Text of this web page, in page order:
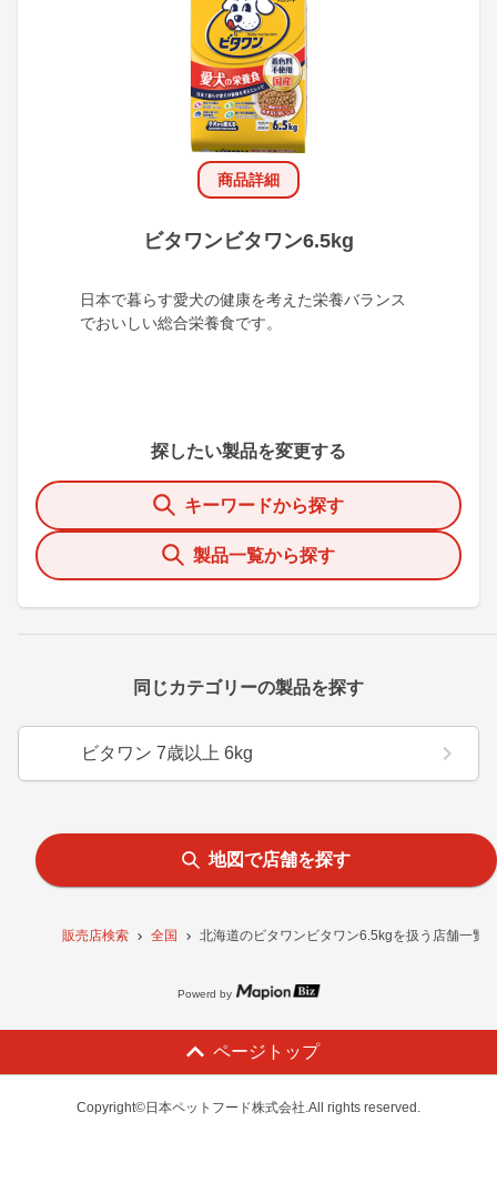
販売店検索 全国 北海道のビタワンビタワン6.5kgを扱う店舗一覧
商品詳細
ビタワンビタワン6.5kg
日本で暮らす愛犬の健康を考えた栄養バランス
でおいしい総合栄養食です。
探したい製品を変更する
キーワードから探す
製品一覧から探す
同じカテゴリーの製品を探す
ビタワン 7歳以上 6kg
地図で店舗を探す
Powerd by
ページトップ
Copyright©日本ペットフード株式会社.All rights reserved.